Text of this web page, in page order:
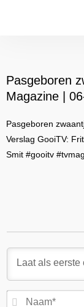
Pasgeboren
Magazine |
Pasgeboren
Verslag GooiTV:
Smit #gooitv